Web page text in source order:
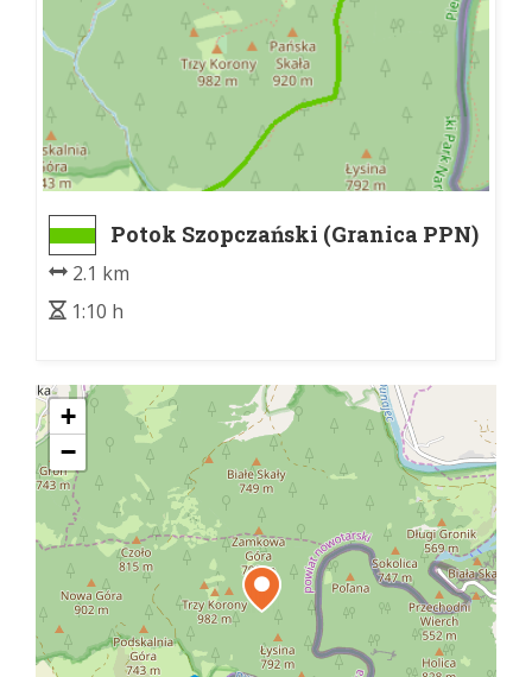
Potok Szopczański (Granica PPN)
- Polana Kosarzyska
2.1 km
1:10 h
+
−